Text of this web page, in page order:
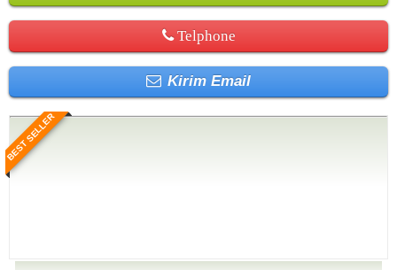
Telphone
Kirim Email
BEST SELLER